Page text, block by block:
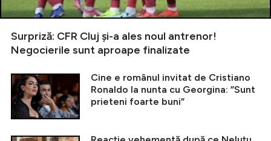
Surpriză: CFR Cluj și-a ales noul antrenor!
Negocierile sunt aproape finalizate
Cine e românul invitat de Cristiano
Ronaldo la nunta cu Georgina: ”Sunt
prieteni foarte buni”